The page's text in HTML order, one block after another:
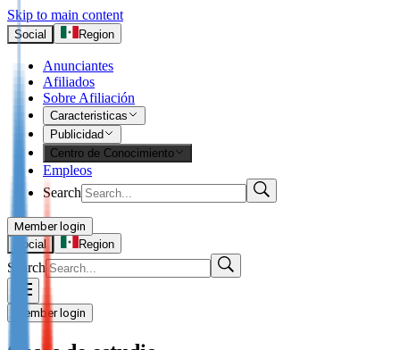
Skip to main content
Social Region
Anunciantes
Afiliados
Sobre Afiliación
Caracteristicas
Publicidad
Centro de Conocimiento
Empleos
Search
I’m Advertiser
Login
Not already our Advertiser?
Member login
Social
Region
Search
Member login